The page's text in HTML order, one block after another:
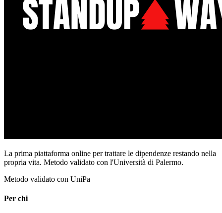
La prima piattaforma online per trattare le dipendenze restando nella
propria vita. Metodo validato con l'Università di Palermo.
Metodo validato con UniPa
Per chi